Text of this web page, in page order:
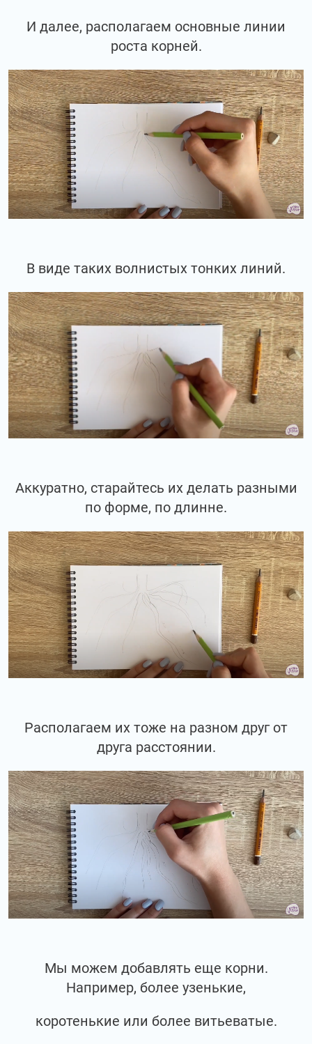
И далее, располагаем основные линии
роста корней.
В виде таких волнистых тонких линий.
Аккуратно, старайтесь их делать разными
по форме, по длинне.
Располагаем их тоже на разном друг от
друга расстоянии.
Мы можем добавлять еще корни.
Например, более узенькие,
коротенькие или более витьеватые.